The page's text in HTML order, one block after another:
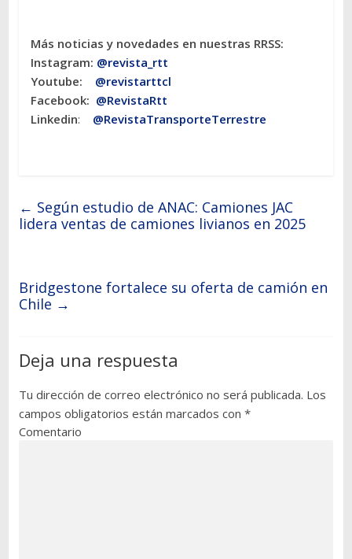
Más noticias y novedades en nuestras RRSS:
Instagram: @revista_rtt
Youtube: @revistarttcl
Facebook: @RevistaRtt
Linkedin: @RevistaTransporteTerrestre
← Según estudio de ANAC: Camiones JAC
lidera ventas de camiones livianos en 2025
Bridgestone fortalece su oferta de camión en
Chile →
Deja una respuesta
Tu dirección de correo electrónico no será publicada. Los
campos obligatorios están marcados con *
Comentario